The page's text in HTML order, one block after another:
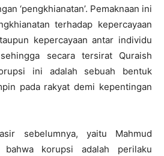
‘pengkhianatan’. Pemaknaan ini
terhadap kepercayaan
kepercayaan antar individu
secara tersirat Quraish
ini adalah sebuah bentuk
pada rakyat demi kepentingan
sebelumnya, yaitu Mahmud
bahwa korupsi adalah perilaku